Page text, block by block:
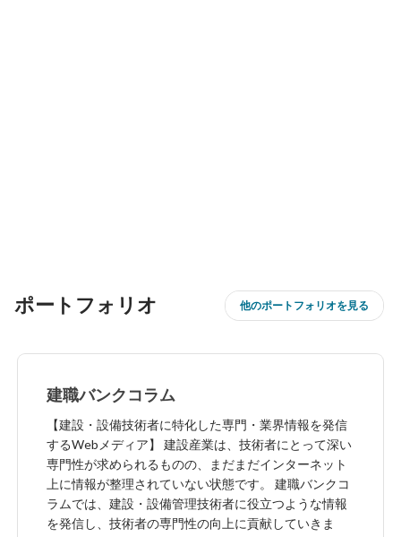
ポートフォリオ 他のポートフォリオを見る
建職バンクコラム
【建設・設備技術者に特化した専門・業界情報を発信
するWebメディア】 建設産業は、技術者にとって深い
専門性が求められるものの、まだまだインターネット
上に情報が整理されていない状態です。 建職バンクコ
ラムでは、建設・設備管理技術者に役立つような情報
を発信し、技術者の専門性の向上に貢献していきま